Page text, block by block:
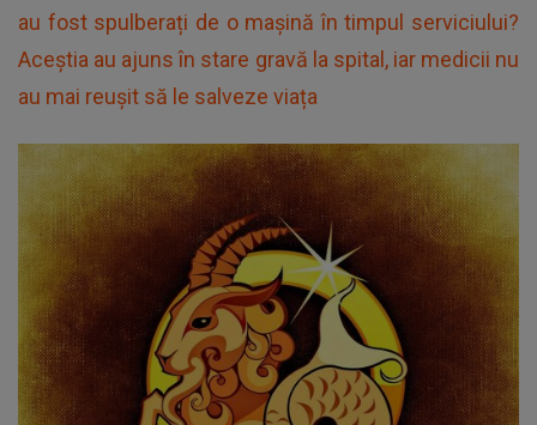
au fost spulberați de o mașină în timpul serviciului?
Aceștia au ajuns în stare gravă la spital, iar medicii nu
au mai reușit să le salveze viața